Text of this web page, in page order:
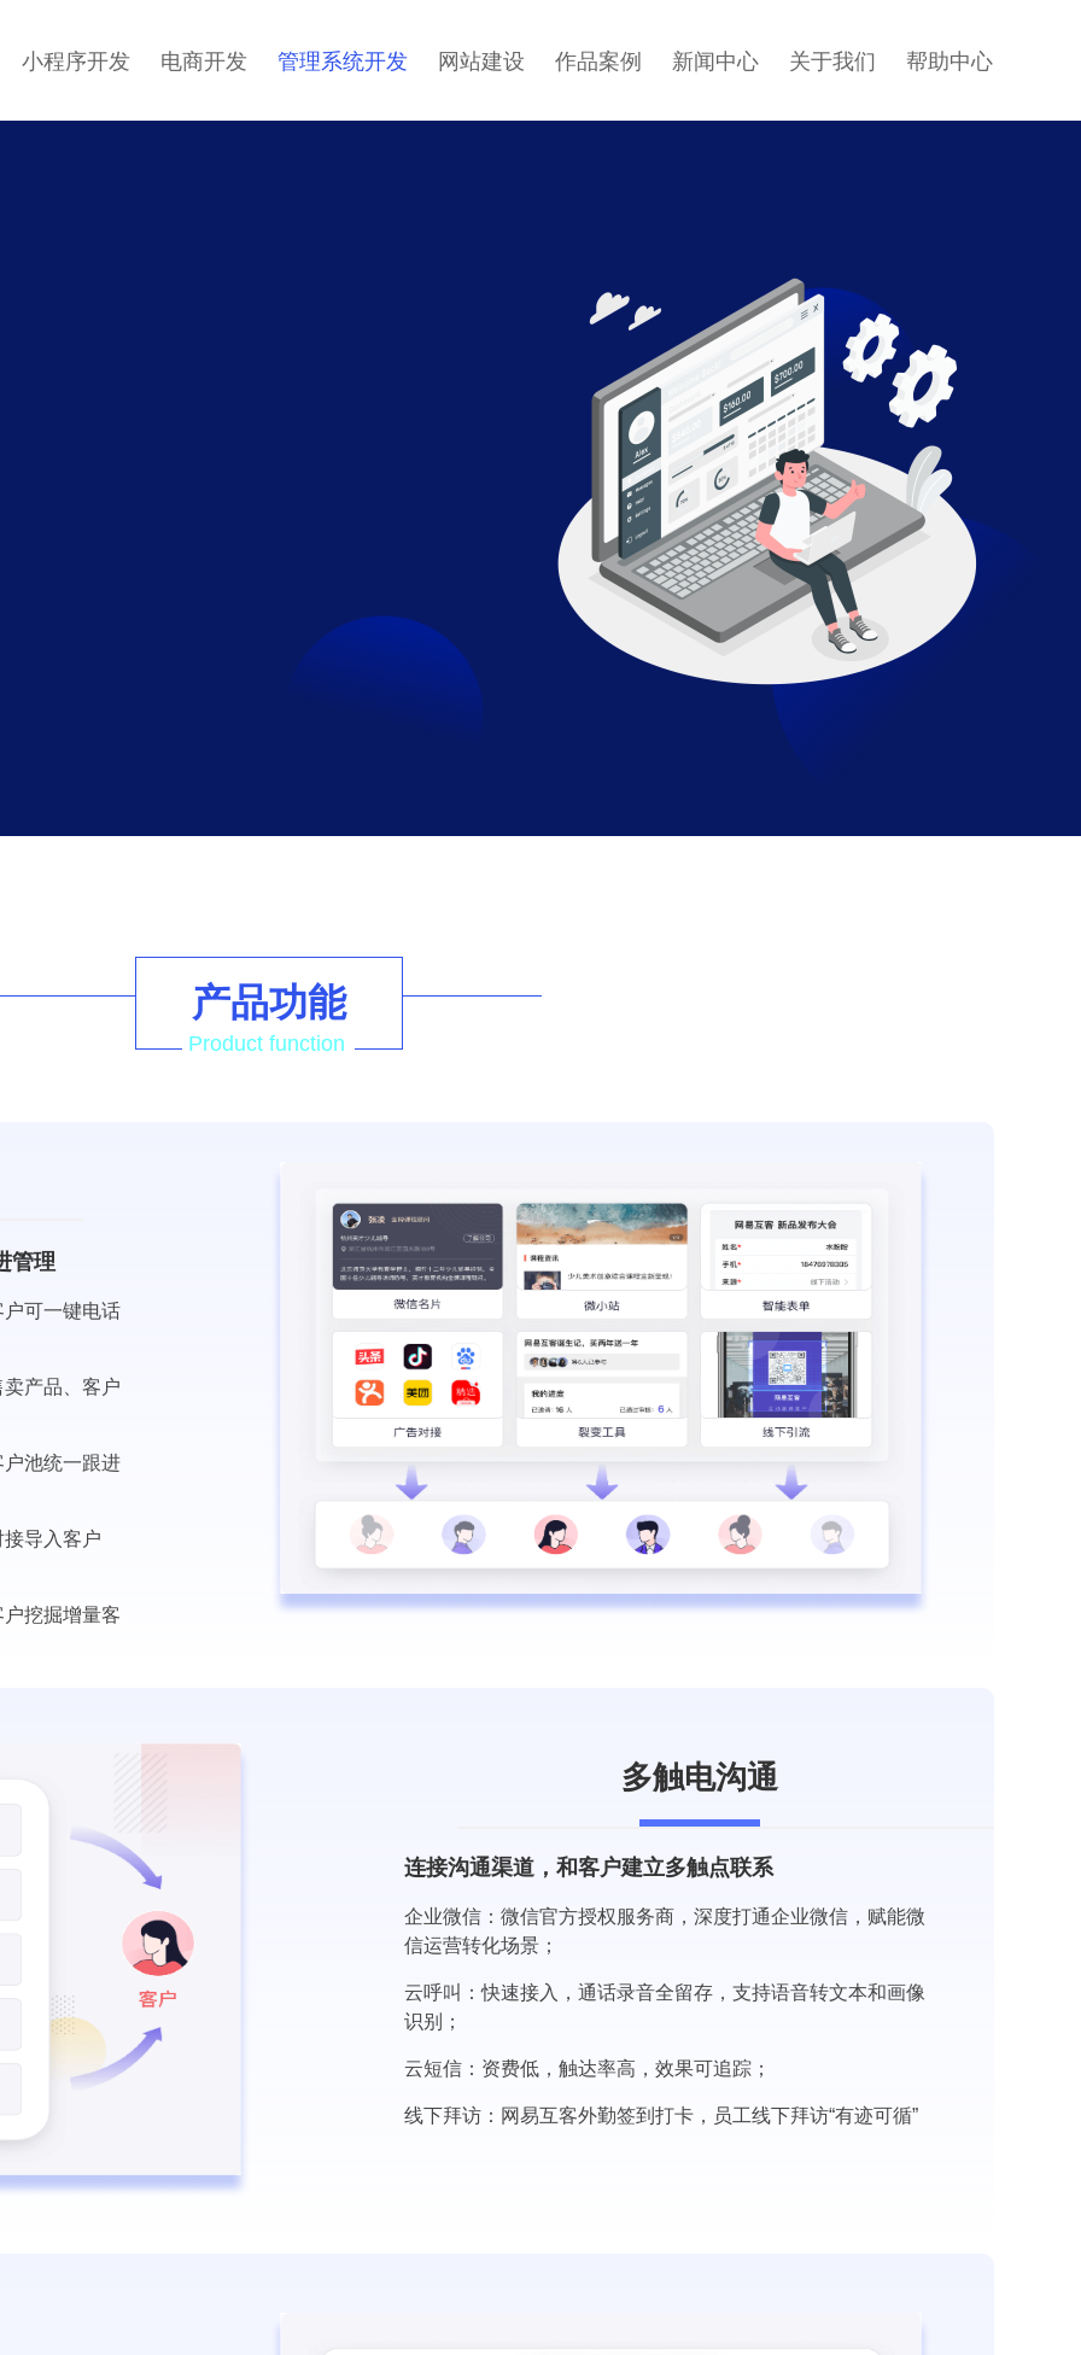
小程序开发 电商开发 管理系统开发 网站建设 作品案例 新闻中心 关于我们 帮助中心
产品功能
Product function
管理
可一键电话
产品、客户
池统一跟进
导入客户
挖掘增量客
多触电沟通
连接沟通渠道，和客户建立多触点联系
企业微信：微信官方授权服务商，深度打通企业微信，赋能微
信运营转化场景；
云呼叫：快速接入，通话录音全留存，支持语音转文本和画像
识别；
云短信：资费低，触达率高，效果可追踪；
线下拜访：网易互客外勤签到打卡，员工线下拜访“有迹可循”